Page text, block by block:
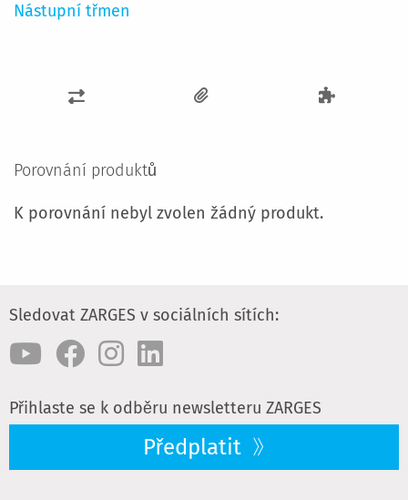
Nástupní třmen
PŘIDAT
POROVNÁNÍ
Porovnání produktů
K porovnání nebyl zvolen žádný produkt.
Sledovat ZARGES v sociálních sítích:
Přihlaste se k odběru newsletteru ZARGES
Předplatit